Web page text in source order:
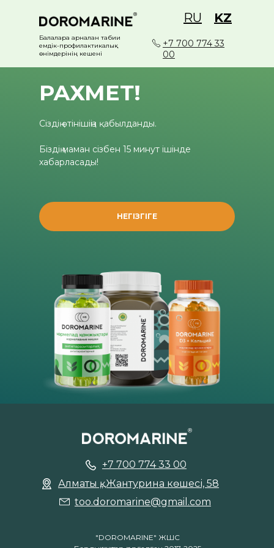
Балаларға арналған табиғи
емдік-профилактикалық
өнімдерінің кешені
RU KZ
+7 700 774 33
00
Сіздің өтінішіңіз қабылданды.
Біздің маман сізбен 15 минут ішінде
хабарласады!
РАХМЕТ!
НЕГІЗГІГЕ
"DOROMARINE" ЖШС
+7 700 774 33 00
Алматы қ,, Жантурина көшесі, 58
too.doromarine@gmail.com